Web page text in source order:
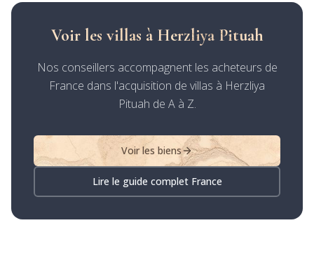
Voir les villas à Herzliya Pituah
Nos conseillers accompagnent les acheteurs de
France dans l'acquisition de villas à Herzliya
Pituah de A à Z.
Voir les biens
Lire le guide complet France